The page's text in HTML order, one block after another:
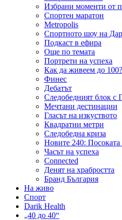
Избрани моменти от
Спортен маратон
Metropolis
Спортното шоу на
Подкаст в ефира
Още по темата
Портрети на успеха
Как да живеем до 100?
Финес
Дебатът
Следобедният блок с
Мечтани дестинации
Гласът на изкуството
Квадратни метри
Следобедна криза
Новите 240: Посоката
Часът на успеха
Connected
Денят на храбростта
Бранд България
На живо
Спорт
Darik Health
„40 до 40“